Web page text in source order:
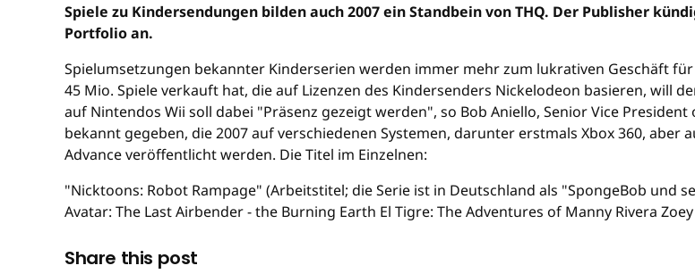
Spiele zu Kindersendungen bilden auch 2007 ein Standbein von THQ. Der Publisher
Portfolio an.
Spielumsetzungen bekannter Kinderserien werden immer mehr zum lukrativen Geschäft
45 Mio. Spiele verkauft hat, die auf Lizenzen des Kindersenders Nickelodeon basieren, will
auf Nintendos Wii soll dabei "Präsenz gezeigt werden", so Bob Aniello, Senior Vice
bekannt gegeben, die 2007 auf verschiedenen Systemen, darunter erstmals Xbox 360, aber
Advance veröffentlicht werden. Die Titel im Einzelnen:
"Nicktoons: Robot Rampage" (Arbeitstitel; die Serie ist in Deutschland als "SpongeBob und
Avatar: The Last Airbender - the Burning Earth El Tigre: The Adventures of Manny Rivera
Share this post